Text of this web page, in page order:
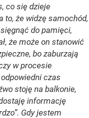
co się dzieje
to, że widzę samochód,
do pamięci,
że może on stanowić
bo zaburzają
w procesie
czas
stoję na balkonie,
informację
Gdy jestem